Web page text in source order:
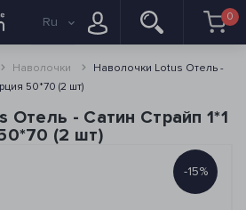
Ru 0
Наволочки
Наволочки Lotus Отель -
50*70 (2 шт)
Отель - Сатин Страйп 1*1
(2 шт)
-15%